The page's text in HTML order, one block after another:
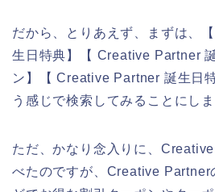
だから、とりあえず、まずは、
生日特典】【 Creative Partner
ン】【 Creative Partner 誕生日
う感じで検索してみることにしま
ただ、かなり念入りに、
べたのですが、Creative Partner